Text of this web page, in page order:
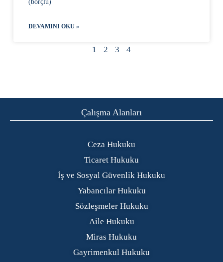
(borçlu)
DEVAMINI OKU »
1 2 3 4
Çalışma Alanları
Ceza Hukuku
Ticaret Hukuku
İş ve Sosyal Güvenlik Hukuku
Yabancılar Hukuku
Sözleşmeler Hukuku
Aile Hukuku
Miras Hukuku
Gayrimenkul Hukuku